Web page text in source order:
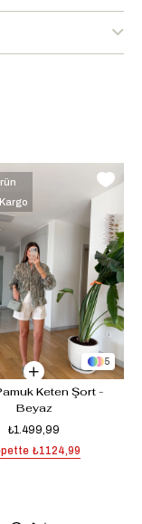
5
Keten Şort -
Beyaz
₺1.499,99
₺1124,99